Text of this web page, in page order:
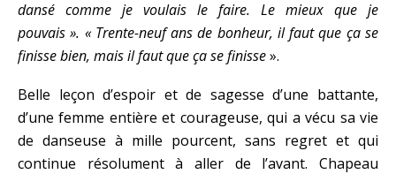
dansé comme je voulais le faire. Le mieux que je
pouvais ». « Trente-neuf ans de bonheur, il faut que ça se
finisse bien, mais il faut que ça se finisse».
Belle leçon d’espoir et de sagesse d’une battante,
d’une femme entière et courageuse, qui a vécu sa vie
de danseuse à mille pourcent, sans regret et qui
continue résolument à aller de l’avant. Chapeau